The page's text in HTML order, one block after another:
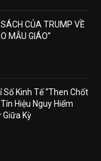
SÁCH CỦA TRUMP VỀ
MẪU GIÁO”
Số Kinh Tế “Then Chốt
Hiệu Nguy Hiểm
Kỳ